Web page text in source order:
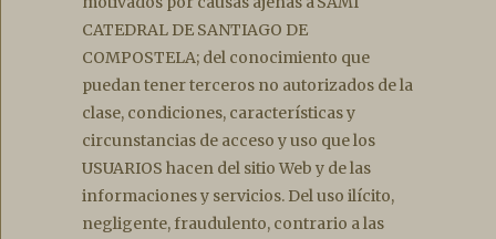
CATEDRAL DE SANTIAGO DE
COMPOSTELA; del conocimiento que
puedan tener terceros no autorizados de la
clase, condiciones, características y
circunstancias de acceso y uso que los
USUARIOS hacen del sitio Web y de las
informaciones y servicios. Del uso ilícito,
negligente, fraudulento, contrario a las